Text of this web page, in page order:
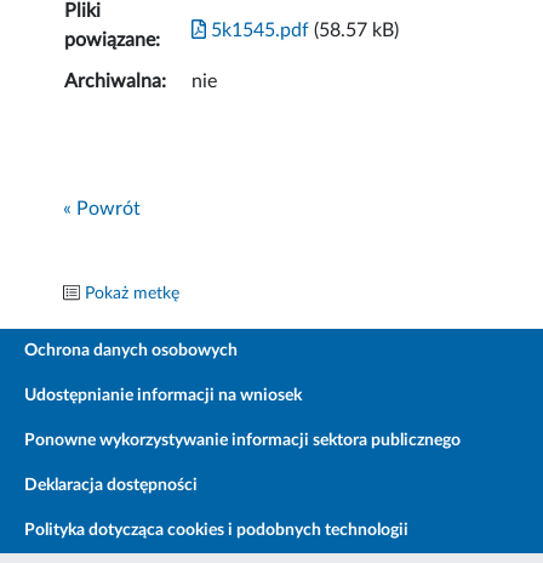
Pliki
powiązane:
5k1545.pdf (58.57 kB)
Archiwalna: nie
« Powrót
Pokaż metkę
Ochrona danych osobowych
Udostępnianie informacji na wniosek
Ponowne wykorzystywanie informacji sektora publicznego
Deklaracja dostępności
Polityka dotycząca cookies i podobnych technologii